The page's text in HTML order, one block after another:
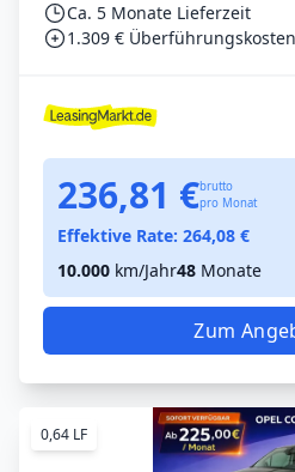
Ca. 5 Monate Lieferzeit
1.309 €
236,81 €brutto
pro Monat
Effektive Rate: 264,08 €
10.000 km/Jahr48 Monate
Zum
0,64 LF